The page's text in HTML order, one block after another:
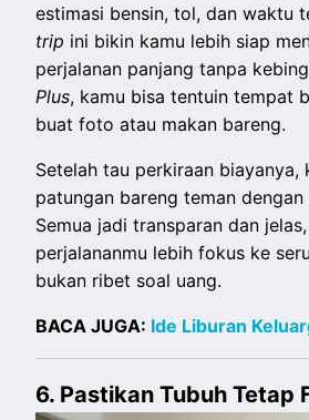
estimasi bensin, tol, dan waktu
trip ini bikin kamu lebih siap
perjalanan panjang tanpa
Plus, kamu bisa tentuin tempat
buat foto atau makan bareng.
Setelah tau perkiraan biayanya,
patungan bareng teman dengan
Semua jadi transparan dan
perjalananmu lebih fokus ke
bukan ribet soal uang.
BACA JUGA: Ide Liburan
6. Pastikan Tubuh Tetap